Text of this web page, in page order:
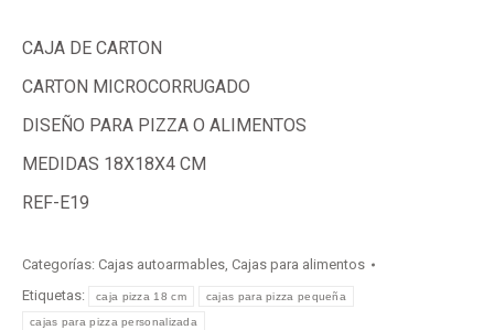
CAJA DE CARTON
CARTON MICROCORRUGADO
DISEÑO PARA PIZZA O ALIMENTOS
MEDIDAS 18X18X4 CM
REF-E19
Categorías: Cajas autoarmables Cajas para alimentos
Etiquetas:
caja pizza 18 cm cajas para pizza pequeña
cajas para pizza personalizada